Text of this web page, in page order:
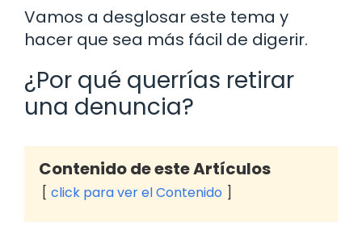
Vamos a desglosar este tema y
hacer que sea más fácil de digerir.
¿Por qué querrías retirar
una denuncia?
Contenido de este Artículos
click para ver el Contenido